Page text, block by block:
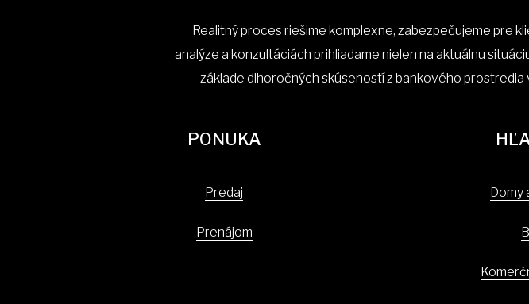
Realitný proces riešime komplexne, zabezpečujeme pre
analýze a konzultáciách prihliadame nielen na aktuálnu
základe dlhoročných skúseností z bankového
PONUKA
Predaj
Prenájom
Domy